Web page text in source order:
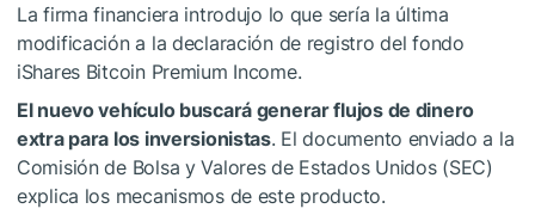
La firma financiera introdujo lo que sería la última
modificación a la declaración de registro del fondo
iShares Bitcoin Premium Income.
El nuevo vehículo buscará generar flujos de dinero
extra para los inversionistas. El documento enviado a la
Comisión de Bolsa y Valores de Estados Unidos (SEC)
explica los mecanismos de este producto.